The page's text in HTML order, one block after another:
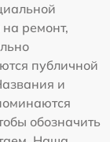
ремонт,
публичной
и
обозначить